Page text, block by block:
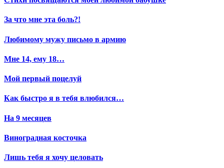
За что мне эта боль?!
Любимому мужу письмо в армию
Мне 14, ему 18…
Мой первый поцелуй
Как быстро я в тебя влюбился…
На 9 месяцев
Виноградная косточка
Лишь тебя я хочу целовать